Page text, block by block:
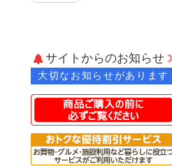
サイトからのお知らせ
大切なお知らせがあります